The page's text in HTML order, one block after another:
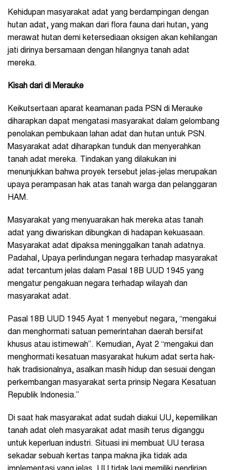
Kehidupan masyarakat adat yang berdampingan dengan
hutan adat, yang makan dari flora fauna dari hutan, yang
merawat hutan demi ketersediaan oksigen akan kehilangan
jati dirinya bersamaan dengan hilangnya tanah adat
mereka.
Kisah dari di Merauke
Keikutsertaan aparat keamanan pada PSN di Merauke
diharapkan dapat mengatasi masyarakat dalam gelombang
penolakan pembukaan lahan adat dan hutan untuk PSN.
Masyarakat adat diharapkan tunduk dan menyerahkan
tanah adat mereka. Tindakan yang dilakukan ini
menunjukkan bahwa proyek tersebut jelas-jelas merupakan
upaya perampasan hak atas tanah warga dan pelanggaran
HAM.
Masyarakat yang menyuarakan hak mereka atas tanah
adat yang diwariskan dibungkan di hadapan kekuasaan.
Masyarakat adat dipaksa meninggalkan tanah adatnya.
Padahal, Upaya perlindungan negara terhadap masyarakat
adat tercantum jelas dalam Pasal 18B UUD 1945 yang
mengatur pengakuan negara terhadap wilayah dan
masyarakat adat.
Pasal 18B UUD 1945 Ayat 1 menyebut negara, “mengakui
dan menghormati satuan pemerintahan daerah bersifat
khusus atau istimewah”. Kemudian, Ayat 2 “mengakui dan
menghormati kesatuan masyarakat hukum adat serta hak-
hak tradisionalnya, asalkan masih hidup dan sesuai dengan
perkembangan masyarakat serta prinsip Negara Kesatuan
Republik Indonesia.”
Di saat hak masyarakat adat sudah diakui UU, kepemilikan
tanah adat oleh masyarakat adat masih terus diganggu
untuk keperluan industri. Situasi ini membuat UU terasa
sekadar sebuah kertas tanpa makna jika tidak ada